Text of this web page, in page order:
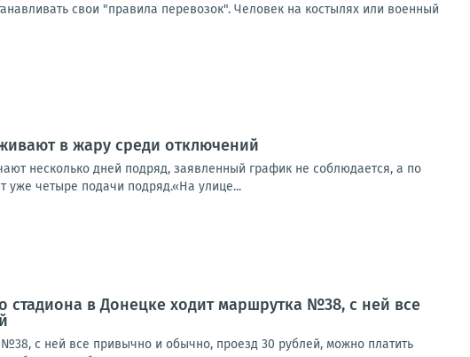
свои "правила перевозок". Человек на костылях или военный
в жару среди отключений
несколько дней подряд, заявленный график не соблюдается, а по
уже четыре подачи подряд.«На улице...
стадиона в Донецке ходит маршрутка №38, с ней все
с ней все привычно и обычно, проезд 30 рублей, можно платить